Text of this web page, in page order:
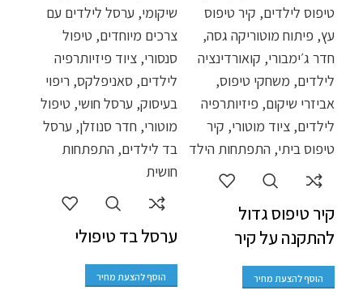
קיר טיפוס גדול
להתקנה על קיר
הוסף להצעת מחיר
ערסל בד טיפולי
הוסף להצעת מחיר